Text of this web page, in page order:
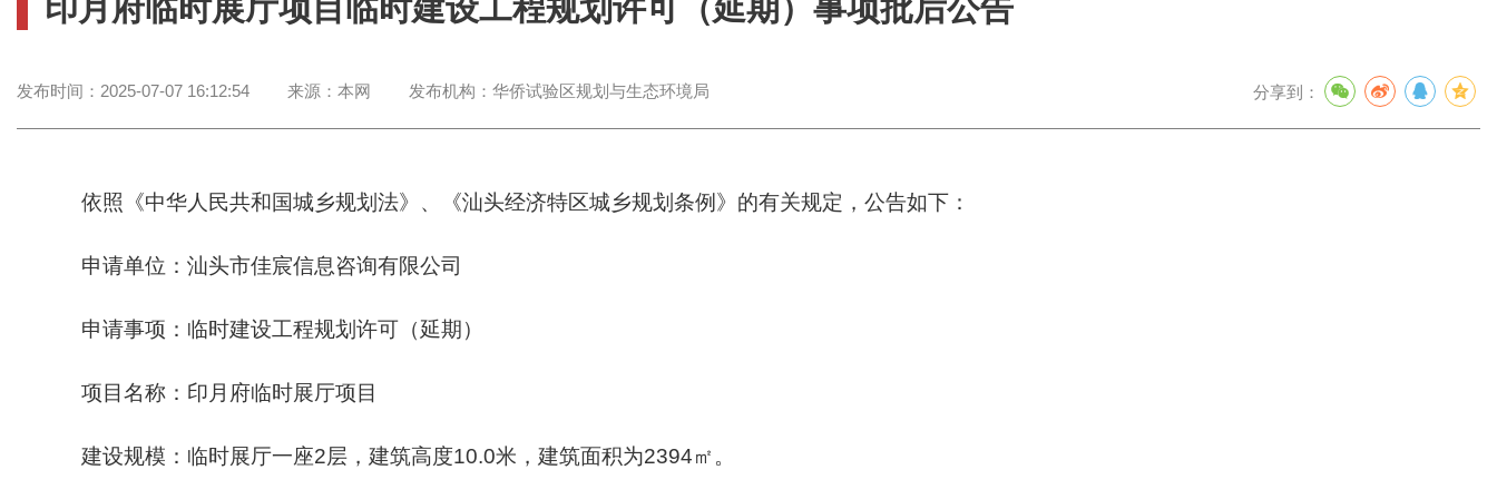
印月府临时展厅项目临时建设工程规划许可（延期）事项批后公告
发布时间： 2025-07-07 16:12:54 来源： 本网 发布机构： 华侨试验区规划与生态环境局 分享到：
依照《中华人民共和国城乡规划法》、《汕头经济特区城乡规划条例》的有关规定，公告如下：
申请单位：汕头市佳宸信息咨询有限公司
申请事项：临时建设工程规划许可（延期）
项目名称：印月府临时展厅项目
建设规模：临时展厅一座2层，建筑高度10.0米，建筑面积为2394㎡。